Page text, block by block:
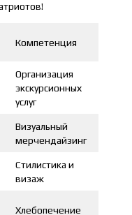
Компетенция
Организация
экскурсионных
услуг
Визуальный
мерчендайзинг
Стилистика и
визаж
Хлебопечение